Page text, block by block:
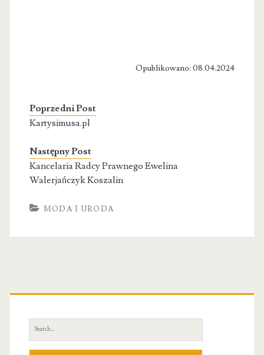
Opublikowano: 08.04.2024
Poprzedni Post
Kartysimusa.pl
Następny Post
Kancelaria Radcy Prawnego Ewelina
Walerjańczyk Koszalin
MODA I URODA
Primary
Sidebar
Search
for: